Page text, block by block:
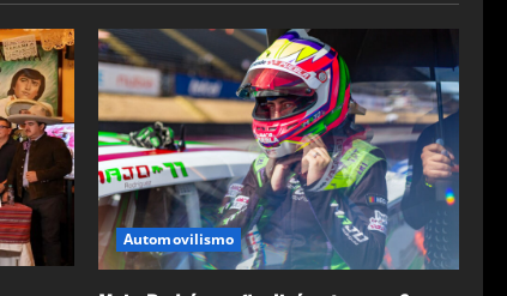
Automovilismo